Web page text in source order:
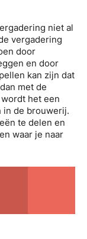
niet al
vergadering
door
en door
kan zijn dat
met de
het een
in de brouwerij.
te delen en
waar je naar